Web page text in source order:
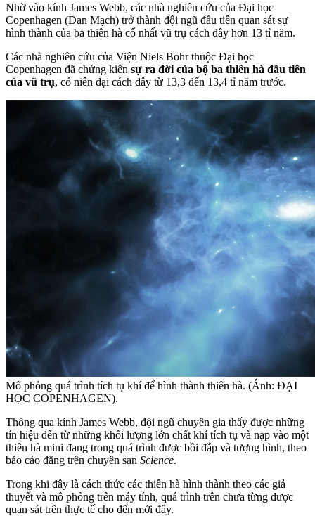
Nhờ vào kính James Webb, các nhà nghiên cứu của Đại học
Copenhagen (Đan Mạch) trở thành đội ngũ đầu tiên quan sát sự
hình thành của ba thiên hà cổ nhất vũ trụ cách đây hơn 13 tỉ năm.
Các nhà nghiên cứu của Viện Niels Bohr thuộc Đại học
Copenhagen đã chứng kiến sự ra đời của bộ ba thiên hà đầu tiên
của vũ trụ, có niên đại cách đây từ 13,3 đến 13,4 tỉ năm trước.
Mô phỏng quá trình tích tụ khí để hình thành thiên hà. (Ảnh: ĐẠI
HỌC COPENHAGEN).
Thông qua kính James Webb, đội ngũ chuyên gia thấy được những
tín hiệu đến từ những khối lượng lớn chất khí tích tụ và nạp vào một
thiên hà mini đang trong quá trình được bồi đắp và tượng hình, theo
báo cáo đăng trên chuyên san Science.
Trong khi đây là cách thức các thiên hà hình thành theo các giả
thuyết và mô phỏng trên máy tính, quá trình trên chưa từng được
quan sát trên thực tế cho đến mới đây.